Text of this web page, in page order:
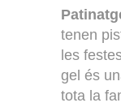
tenen
les
gel és
tota la